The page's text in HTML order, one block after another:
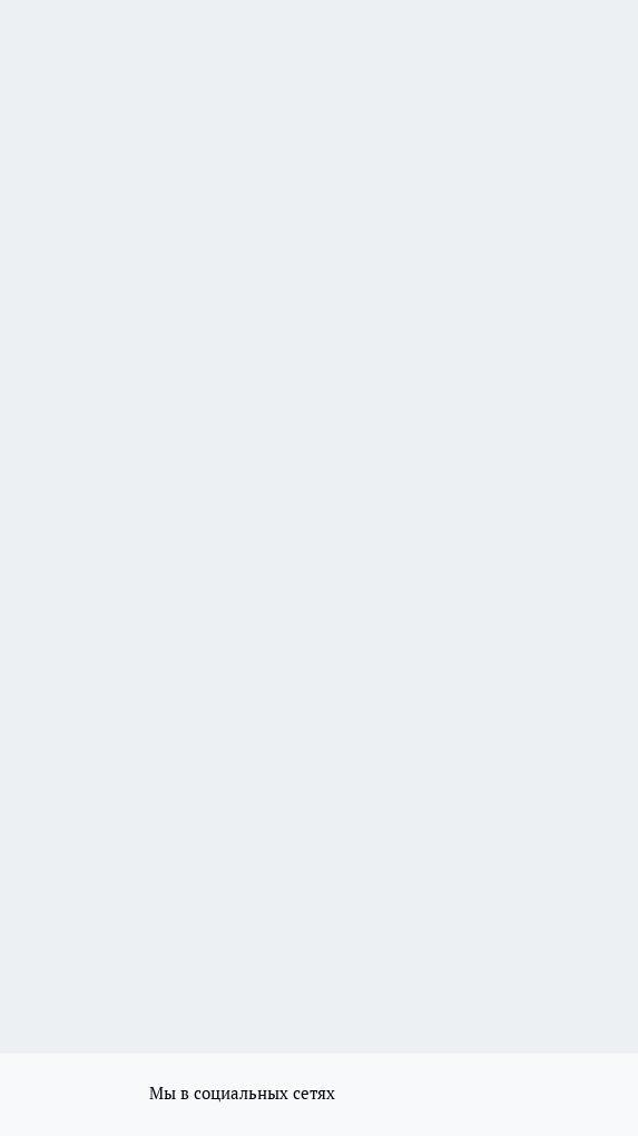
Мы в социальных сетях